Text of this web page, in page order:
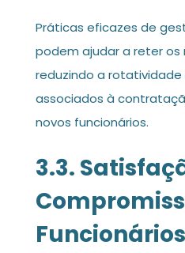
Práticas eficazes de
podem ajudar a reter
reduzindo a rotatividade
associados à
novos funcionários.
3.3.
Funcionários